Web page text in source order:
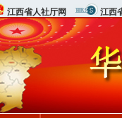
江西省人社厅网 江西